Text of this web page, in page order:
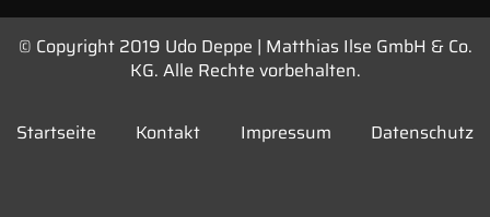
© Copyright 2019 Udo Deppe | Matthias Ilse GmbH & Co.
KG. Alle Rechte vorbehalten.
Startseite Kontakt Impressum Datenschutz